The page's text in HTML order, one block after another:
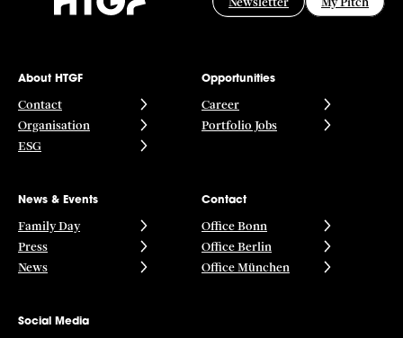
About HTGF
Contact
Organisation
ESG
Opportunities
Career
Portfolio Jobs
News & Events
Family Day
Press
News
Contact
Office Bonn
Office Berlin
Office München
Social Media